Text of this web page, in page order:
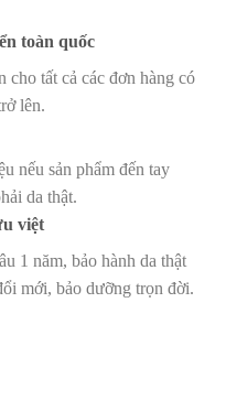
toàn quốc
cho tất cả các đơn hàng có
lên.
nếu sản phẩm đến tay
da thật.
việt
1 năm, bảo hành da thật
mới, bảo dưỡng trọn đời.